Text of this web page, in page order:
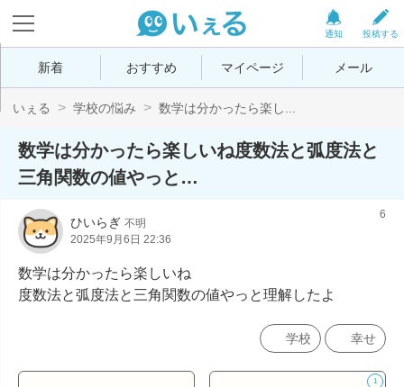
投稿する
通知
新着 おすすめ マイページ メール
いぇる 学校の悩み 数学は分かったら楽し...
数学は分かったら楽しいね度数法と弧度法と
三角関数の値やっと…
ひいらぎ 不明
2025年9月6日 22:36
6
数学は分かったら楽しいね
度数法と弧度法と三角関数の値やっと理解したよ
学校 幸せ
1